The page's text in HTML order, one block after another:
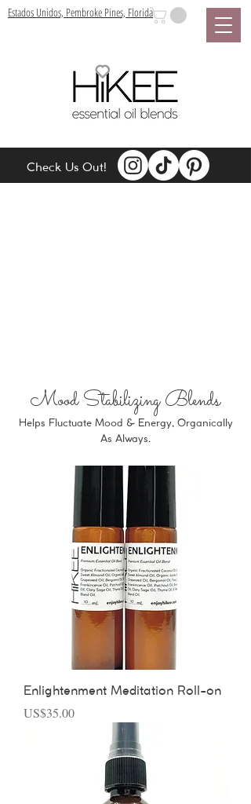
Estados Unidos, Pembroke Pines, Florida
Check Us Out!
Mood Stabilizing Blends
Helps Fluctuate Mood & Energy, Organically
As Always.
Enlightenment Meditation Roll-on
Precio
US$35.00